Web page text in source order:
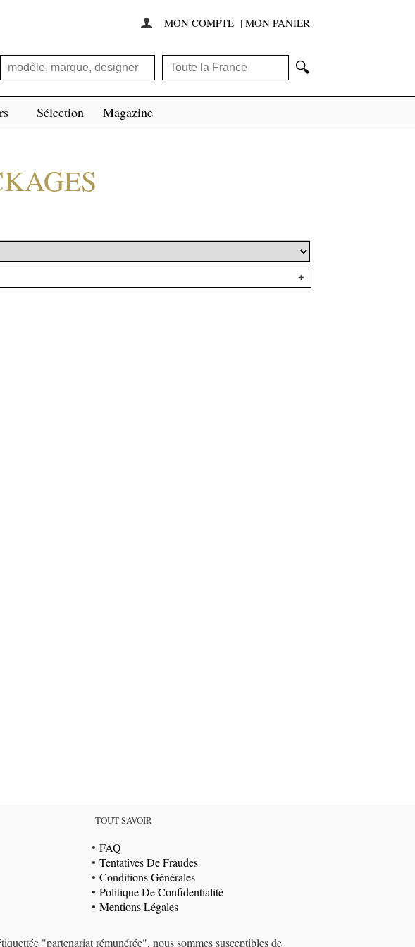
 MON COMPTE | MON PANIER
🔍
Sélection Magazine
+
TOUT SAVOIR
FAQ
Tentatives De Fraudes
Conditions Générales
Politique De Confidentialité
Mentions Légales
"partenariat rémunérée", nous sommes susceptibles de